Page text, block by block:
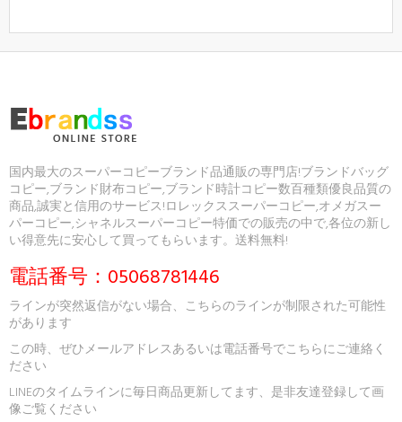
国内最大のスーパーコピーブランド品通販の専門店!ブランドバッグ
コピー,ブランド財布コピー,ブランド時計コピー数百種類優良品質の
商品,誠実と信用のサービス!ロレックススーパーコピー,オメガスー
パーコピー,シャネルスーパーコピー特価での販売の中で,各位の新し
い得意先に安心して買ってもらいます。送料無料!
電話番号：05068781446
ラインが突然返信がない場合、こちらのラインが制限された可能性
があります
この時、ぜひメールアドレスあるいは電話番号でこちらにご連絡く
ださい
LINEのタイムラインに毎日商品更新してます、是非友達登録して画
像ご覧ください